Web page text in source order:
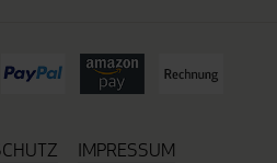
IMPRESSUM